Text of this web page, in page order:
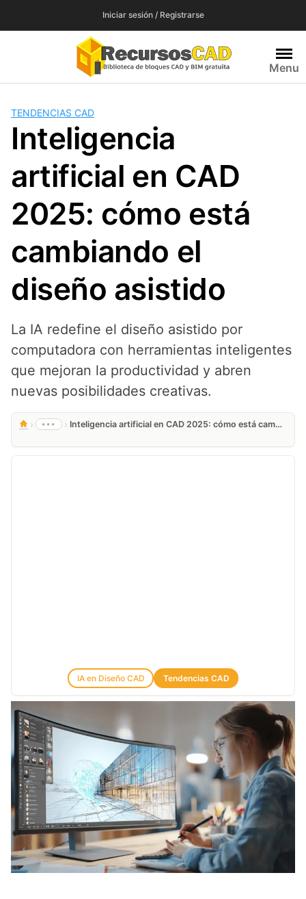
Iniciar sesión / Registrarse
Menu
TENDENCIAS CAD
Inteligencia
artificial en CAD
2025: cómo está
cambiando el
diseño asistido
La IA redefine el diseño asistido por
computadora con herramientas inteligentes
que mejoran la productividad y abren
nuevas posibilidades creativas.
› ••• › Inteligencia artificial en CAD 2025: cómo está cambiando el diseño asistido
IA en Diseño CAD Tendencias CAD